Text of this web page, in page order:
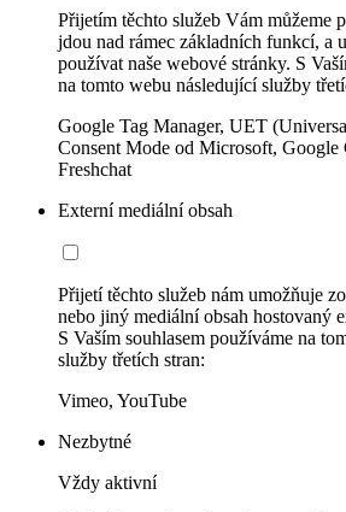
Přijetím těchto služeb Vám můžeme
jdou nad rámec základních funkcí, a
používat naše webové stránky. S
na tomto webu následující služby
Google Tag Manager, UET
Consent Mode od Microsoft, Google
Freshchat
Externí mediální obsah
Přijetí těchto služeb nám umožňuje
nebo jiný mediální obsah hostovaný
S Vaším souhlasem používáme na
služby třetích stran:
Vimeo, YouTube
Nezbytné
Vždy aktivní